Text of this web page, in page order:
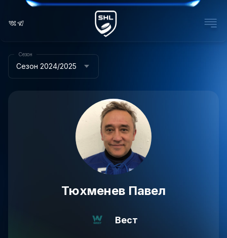
Сезон 2024/2025
Сезон
Тюхменев Павел
Вест